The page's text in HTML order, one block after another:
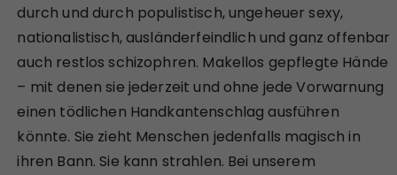
durch und durch populistisch, ungeheuer sexy,
nationalistisch, ausländerfeindlich und ganz offenbar
auch restlos schizophren. Makellos gepflegte Hände
– mit denen sie jederzeit und ohne jede Vorwarnung
einen tödlichen Handkantenschlag ausführen
könnte. Sie zieht Menschen jedenfalls magisch in
ihren Bann. Sie kann strahlen. Bei unserem